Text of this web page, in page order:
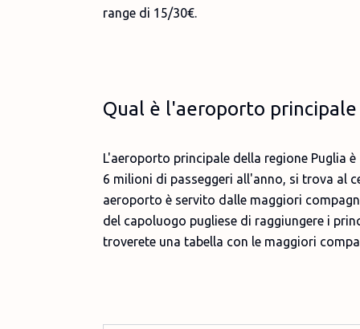
range di 15/30€.
Qual è l'aeroporto principale
L'aeroporto principale della regione Puglia
6 milioni di passeggeri all'anno, si trova al
aeroporto è servito dalle maggiori
del capoluogo pugliese di raggiungere i
troverete una tabella con le maggiori